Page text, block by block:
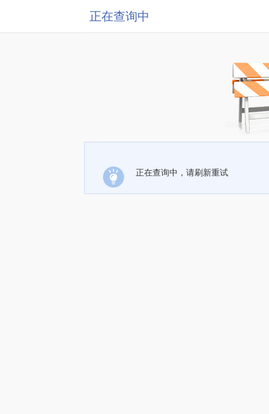
正在查询中
正在查询中，请刷新重试